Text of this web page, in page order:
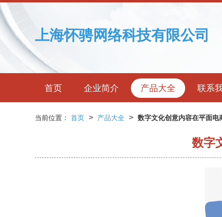
上海怀骋网络科技有限公司
首页 企业简介 产品大全 联系
当前位置： 首页 > 产品大全 > 数字文化创意内容在平面
数字